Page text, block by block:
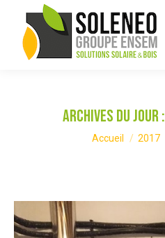
Archives du jour :
Vous êtes ici :
Accueil 2017